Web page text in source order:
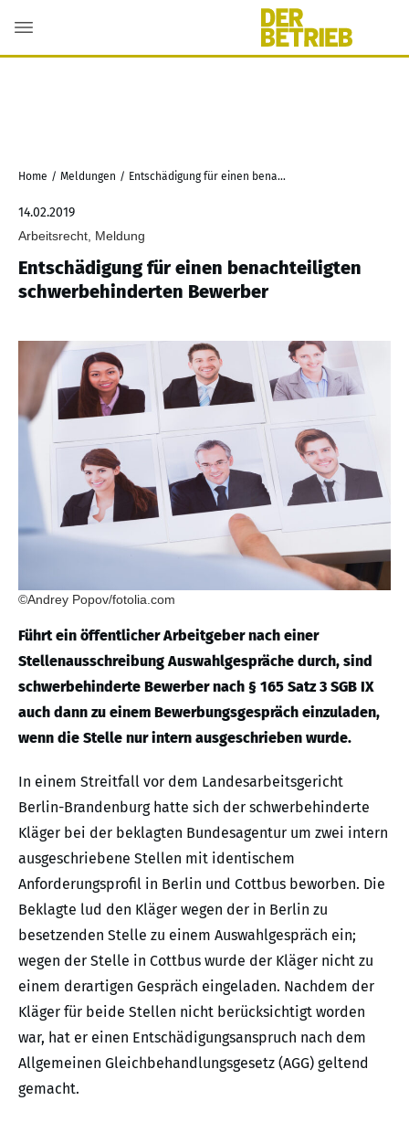
Home / Meldungen / Entschädigung für einen benachteiligten schwerbehinderten Bewerber
14.02.2019
Arbeitsrecht, Meldung
Entschädigung für einen benachteiligten
schwerbehinderten Bewerber
©Andrey Popov/fotolia.com
Führt ein öffentlicher Arbeitgeber nach einer
Stellenausschreibung Auswahlgespräche durch, sind
schwerbehinderte Bewerber nach § 165 Satz 3 SGB IX
auch dann zu einem Bewerbungsgespräch einzuladen,
wenn die Stelle nur intern ausgeschrieben wurde.
In einem Streitfall vor dem Landesarbeitsgericht
Berlin-Brandenburg hatte sich der schwerbehinderte
Kläger bei der beklagten Bundesagentur um zwei intern
ausgeschriebene Stellen mit identischem
Anforderungsprofil in Berlin und Cottbus beworben. Die
Beklagte lud den Kläger wegen der in Berlin zu
besetzenden Stelle zu einem Auswahlgespräch ein;
wegen der Stelle in Cottbus wurde der Kläger nicht zu
einem derartigen Gespräch eingeladen. Nachdem der
Kläger für beide Stellen nicht berücksichtigt worden
war, hat er einen Entschädigungsanspruch nach dem
Allgemeinen Gleichbehandlungsgesetz (AGG) geltend
gemacht.